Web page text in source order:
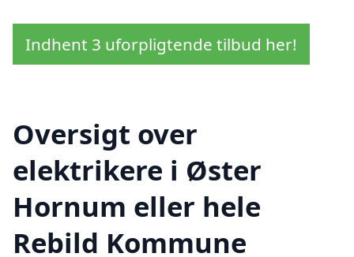
Indhent 3 uforpligtende tilbud her!
Oversigt over
elektrikere i Øster
Hornum eller hele
Rebild Kommune